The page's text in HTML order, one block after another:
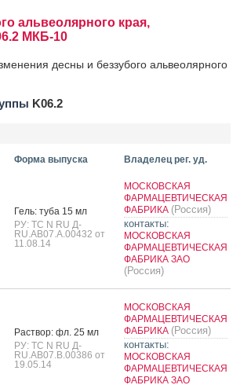
альвеолярного края,
МКБ-10
десны и беззубого альвеолярного
K06.2
Форма выпуска Владелец рег. уд.
Гель: ту­ба 15 мл
РУ: TC N RU Д-
RU.AB07.A.00432 от
11.08.14
МОСКОВСКАЯ
ФАРМАЦЕВТИЧЕСКАЯ
ФАБРИКА (Россия)
контакты:
МОСКОВСКАЯ
ФАРМАЦЕВТИЧЕСКАЯ
ФАБРИКА ЗАО
(Россия)
Рас­твор: фл. 25 мл
РУ: TC N RU Д-
RU.AB07.B.00386 от
19.05.14
МОСКОВСКАЯ
ФАРМАЦЕВТИЧЕСКАЯ
ФАБРИКА (Россия)
контакты:
МОСКОВСКАЯ
ФАРМАЦЕВТИЧЕСКАЯ
ФАБРИКА ЗАО